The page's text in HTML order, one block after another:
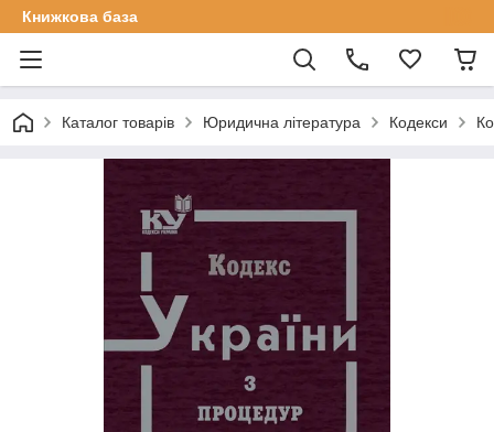
Книжкова база
Каталог товарів Юридична література Кодекси